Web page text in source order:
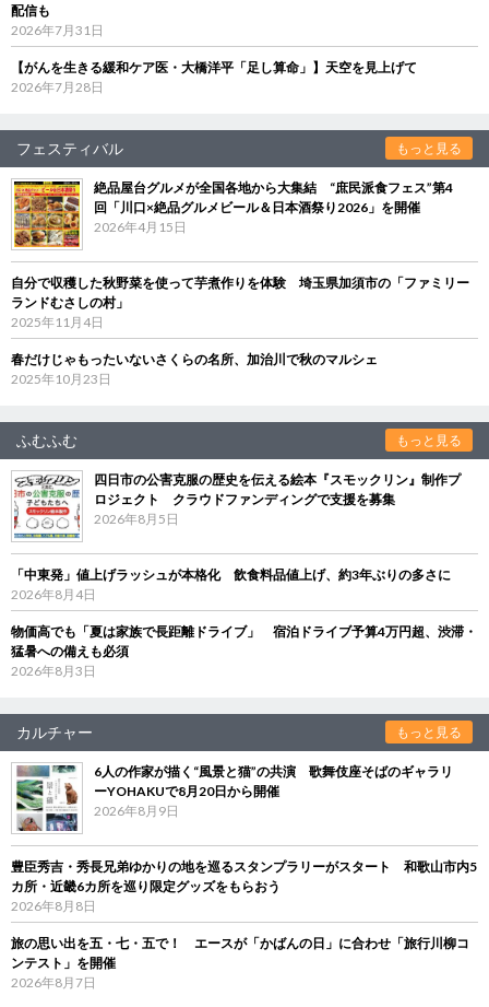
配信も
2026年7月31日
【がんを生きる緩和ケア医・大橋洋平「足し算命」】天空を見上げて
2026年7月28日
フェスティバル もっと見る
絶品屋台グルメが全国各地から大集結 “庶民派食フェス”第4
回「川口×絶品グルメビール＆日本酒祭り2026」を開催
2026年4月15日
自分で収穫した秋野菜を使って芋煮作りを体験 埼玉県加須市の「ファミリー
ランドむさしの村」
2025年11月4日
春だけじゃもったいないさくらの名所、加治川で秋のマルシェ
2025年10月23日
ふむふむ もっと見る
四日市の公害克服の歴史を伝える絵本『スモックリン』制作プ
ロジェクト クラウドファンディングで支援を募集
2026年8月5日
「中東発」値上げラッシュが本格化 飲食料品値上げ、約3年ぶりの多さに
2026年8月4日
物価高でも「夏は家族で長距離ドライブ」 宿泊ドライブ予算4万円超、渋滞・
猛暑への備えも必須
2026年8月3日
カルチャー もっと見る
6人の作家が描く“風景と猫”の共演 歌舞伎座そばのギャラリ
ーYOHAKUで8月20日から開催
2026年8月9日
豊臣秀吉・秀長兄弟ゆかりの地を巡るスタンプラリーがスタート 和歌山市内5
カ所・近畿6カ所を巡り限定グッズをもらおう
2026年8月8日
旅の思い出を五・七・五で！ エースが「かばんの日」に合わせ「旅行川柳コ
ンテスト」を開催
2026年8月7日